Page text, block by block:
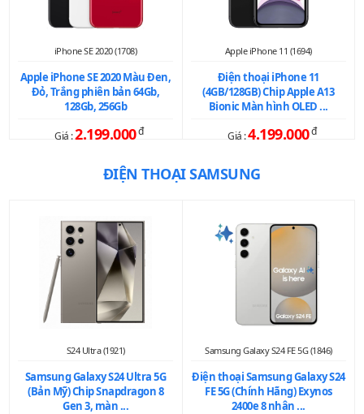
iPhone SE 2020 (1708)
Apple iPhone SE 2020 Màu Đen,
Đỏ, Trắng phiên bản 64Gb,
128Gb, 256Gb
Giá :2.199.000đ
Apple iPhone 11 (1694)
Điện thoại iPhone 11
(4GB/128GB) Chip Apple A13
Bionic Màn hình OLED ...
Giá :4.199.000đ
ĐIỆN THOẠI SAMSUNG
S24 Ultra (1921)
Samsung Galaxy S24 Ultra 5G
(Bản Mỹ) Chip Snapdragon 8
Gen 3, màn ...
Samsung Galaxy S24 FE 5G (1846)
Điện thoại Samsung Galaxy S24
FE 5G (Chính Hãng) Exynos
2400e 8 nhân ...